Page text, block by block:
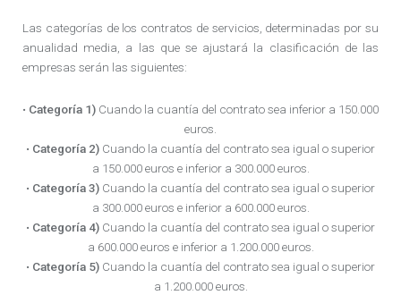
Las categorías de los contratos de servicios, determinadas por su
anualidad media, a las que se ajustará la clasificación de las
empresas serán las siguientes:
• Categoría 1) Cuando la cuantía del contrato sea inferior a 150.000
euros.
• Categoría 2) Cuando la cuantía del contrato sea igual o superior
a 150.000 euros e inferior a 300.000 euros.
• Categoría 3) Cuando la cuantía del contrato sea igual o superior
a 300.000 euros e inferior a 600.000 euros.
• Categoría 4) Cuando la cuantía del contrato sea igual o superior
a 600.000 euros e inferior a 1.200.000 euros.
• Categoría 5) Cuando la cuantía del contrato sea igual o superior
a 1.200.000 euros.